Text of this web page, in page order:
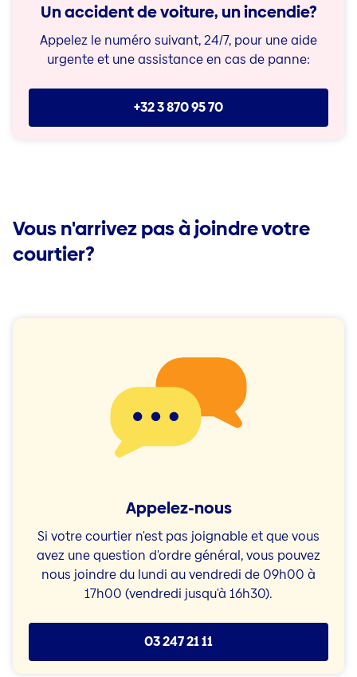
Un accident de voiture, un incendie?
Appelez le numéro suivant, 24/7, pour une aide
urgente et une assistance en cas de panne:
+32 3 870 95 70
Vous n'arrivez pas à joindre votre
courtier?
Appelez-nous
Si votre courtier n'est pas joignable et que vous
avez une question d'ordre général, vous pouvez
nous joindre du lundi au vendredi de 09h00 à
17h00 (vendredi jusqu'à 16h30).
03 247 21 11